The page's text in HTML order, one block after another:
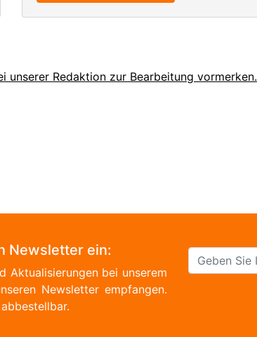
unserer Redaktion zur Bearbeitung vormerken.
Newsletter ein:
Aktualisierungen bei unserem
Newsletter empfangen.